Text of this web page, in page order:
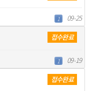
1 09-25
접수완료
1 09-19
접수완료